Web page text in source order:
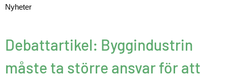
Debattartikel: Byggindustrin
måste ta större ansvar för att
Nyheter